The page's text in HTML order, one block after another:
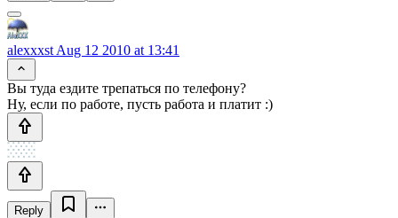
alexxxst Aug 12 2010 at 13:41
Вы туда ездите трепаться по телефону?
Ну, если по работе, пусть работа и платит :)
Reply